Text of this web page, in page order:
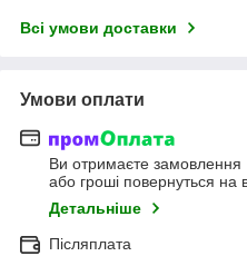
Всі умови доставки
Умови оплати
Ви отримаєте замовлення
або гроші повернуться на
Детальніше
Післяплата